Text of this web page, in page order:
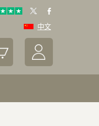
中文